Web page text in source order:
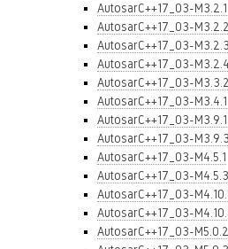
AutosarC++17_03-M3.2.1
AutosarC++17_03-M3.2.2
AutosarC++17_03-M3.2.3
AutosarC++17_03-M3.2.4
AutosarC++17_03-M3.3.2
AutosarC++17_03-M3.4.1
AutosarC++17_03-M3.9.1
AutosarC++17_03-M3.9.3
AutosarC++17_03-M4.5.1
AutosarC++17_03-M4.5.3
AutosarC++17_03-
AutosarC++17_03-
AutosarC++17_03-M5.0.2